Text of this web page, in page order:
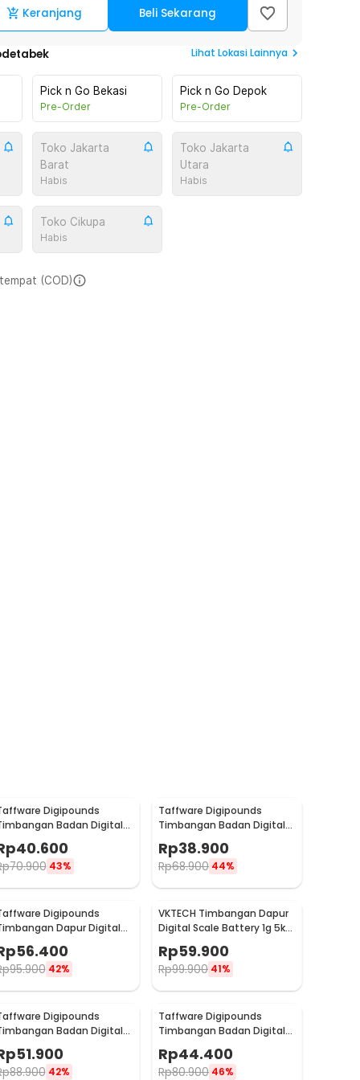
Keranjang Beli Sekarang
Lihat Lokasi Lainnya
Pick n Go Bekasi
Pre-Order
Pick n Go Depok
Pre-Order
Toko Jakarta
Barat
Habis
Toko Jakarta
Utara
Habis
Toko Cikupa
Habis
(COD)
Digipounds
Badan Digital
Scale Battery 0.05kg 180kg
BT-986
40.600
70.900 43%
Taffware Digipounds
Timbangan Badan Digital
Scale Battery 0.05kg 180kg
- SC-01
Rp38.900
Rp68.900 44%
Digipounds
Dapur Digital
Scale Battery 1g 10kg - Z3S
56.400
95.900 42%
VKTECH Timbangan Dapur
Digital Scale Battery 1g 5kg
Rp59.900
Rp99.900 41%
Digipounds
Badan Digital
SH-Y01-U1
51.900
88.900 42%
Taffware Digipounds
Timbangan Badan Digital
SC-12U
Rp44.400
Rp80.900 46%